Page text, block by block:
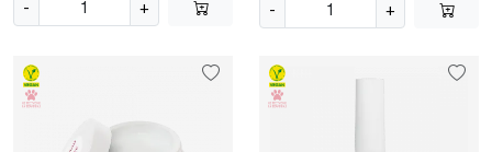
- + - +